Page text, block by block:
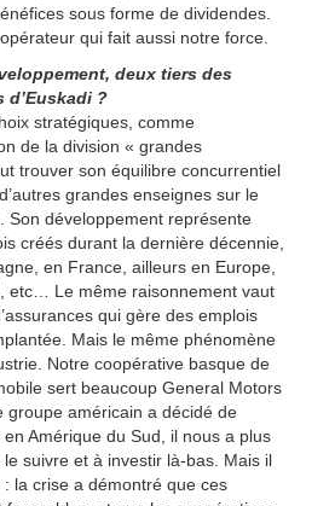
sous forme de dividendes.
qui fait aussi notre force.
deux tiers des
d’Euskadi ?
stratégiques, comme
de la division « grandes
trouver son équilibre concurrentiel
grandes enseignes sur le
Son développement représente
créés durant la dernière décennie,
en France, ailleurs en Europe,
etc… Le même raisonnement vaut
qui gère des emplois
Mais le même phénomène
Notre coopérative basque de
sert beaucoup General Motors
groupe américain a décidé de
Amérique du Sud, il nous a plus
suivre et à investir là-bas. Mais il
: la crise a démontré que ces